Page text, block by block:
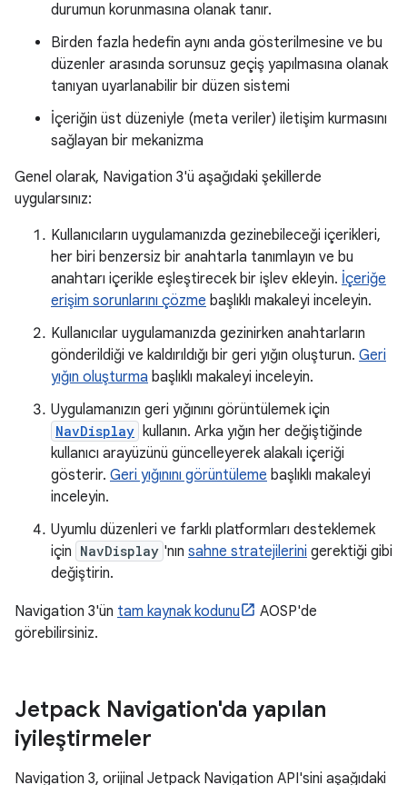
durumun korunmasına olanak tanır.
Birden fazla hedefin aynı anda gösterilmesine ve bu
düzenler arasında sorunsuz geçiş yapılmasına olanak
tanıyan uyarlanabilir bir düzen sistemi
İçeriğin üst düzeniyle (meta veriler) iletişim kurmasını
sağlayan bir mekanizma
Genel olarak, Navigation 3'ü aşağıdaki şekillerde
uygularsınız:
Kullanıcıların uygulamanızda gezinebileceği içerikleri,
her biri benzersiz bir anahtarla tanımlayın ve bu
anahtarı içerikle eşleştirecek bir işlev ekleyin. İçeriğe
erişim sorunlarını çözme başlıklı makaleyi inceleyin.
Kullanıcılar uygulamanızda gezinirken anahtarların
gönderildiği ve kaldırıldığı bir geri yığın oluşturun. Geri
yığın oluşturma başlıklı makaleyi inceleyin.
Uygulamanızın geri yığınını görüntülemek için
NavDisplay kullanın. Arka yığın her değiştiğinde
kullanıcı arayüzünü güncelleyerek alakalı içeriği
gösterir. Geri yığınını görüntüleme başlıklı makaleyi
inceleyin.
Uyumlu düzenleri ve farklı platformları desteklemek
için NavDisplay 'nın sahne stratejilerini gerektiği gibi
değiştirin.
Navigation 3'ün tam kaynak kodunu
AOSP'de
görebilirsiniz.
Jetpack Navigation'da yapılan
iyileştirmeler
Navigation 3, orijinal Jetpack Navigation API'sini aşağıdaki